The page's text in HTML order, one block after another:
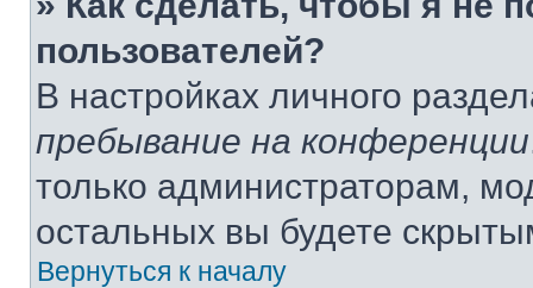
пользователей?
В настройках личного
пребывание на конференции
только администраторам,
остальных вы будете
Вернуться к началу